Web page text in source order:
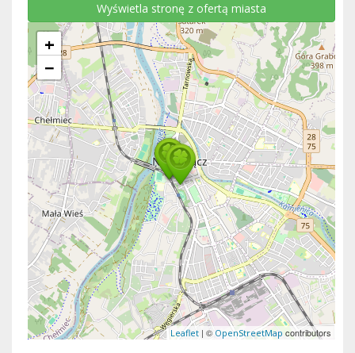
Wyświetla stronę z ofertą miasta
+
−
Leaflet | © OpenStreetMap contributors